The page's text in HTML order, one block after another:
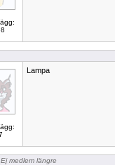
Lampa
medlem längre